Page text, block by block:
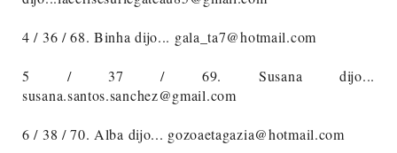
4 / 36 / 68. Binha dijo... gala_ta7@hotmail.com
5 / 37 / 69. Susana dijo...
susana.santos.sanchez@gmail.com
6 / 38 / 70. Alba dijo... gozoaetagazia@hotmail.com